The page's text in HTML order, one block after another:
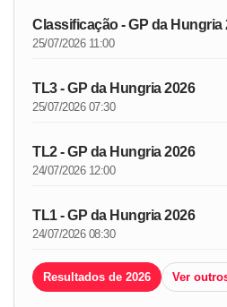
Classificação - GP da Hungria
25/07/2026 11:00
TL3 - GP da Hungria 2026
25/07/2026 07:30
TL2 - GP da Hungria 2026
24/07/2026 12:00
TL1 - GP da Hungria 2026
24/07/2026 08:30
Resultados de 2026 Ver